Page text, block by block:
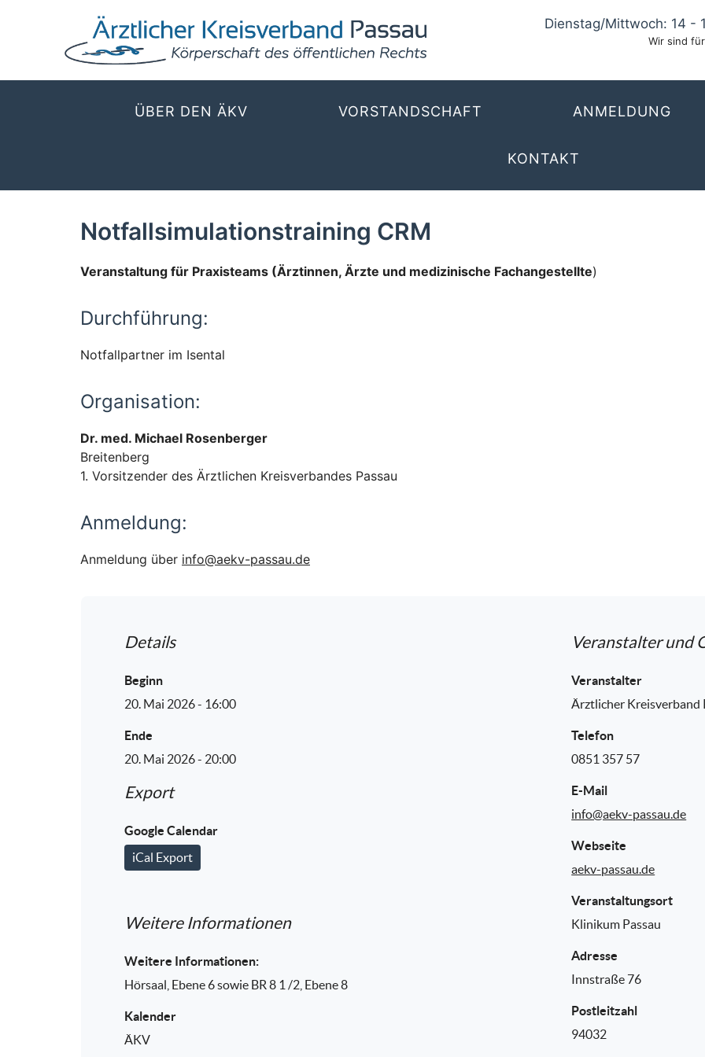
Dienstag/Mittwoch: 14 -
Wir sind
ÜBER DEN ÄKV VORSTANDSCHAFT ANMELDUNG
KONTAKT
Notfallsimulationstraining CRM
Veranstaltung für Praxisteams (Ärztinnen, Ärzte und medizinische Fachangestellte)
Durchführung:
Notfallpartner im Isental
Organisation:
Dr. med. Michael Rosenberger
Breitenberg
1. Vorsitzender des Ärztlichen Kreisverbandes Passau
Anmeldung:
Anmeldung über info@aekv-passau.de
Details
Beginn
20. Mai 2026 - 16:00
Ende
20. Mai 2026 - 20:00
Export
Google Calendar
iCal Export
Weitere Informationen
Weitere Informationen:
Hörsaal, Ebene 6 sowie BR 8 1 /2, Ebene 8
Kalender
ÄKV
Veranstalter und
Veranstalter
Ärztlicher Kreisverband
Telefon
0851 357 57
E-Mail
info@aekv-passau.de
Webseite
aekv-passau.de
Veranstaltungsort
Klinikum Passau
Adresse
Innstraße 76
Postleitzahl
94032